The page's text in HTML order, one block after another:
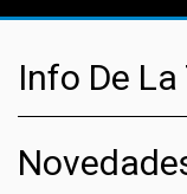
Info De